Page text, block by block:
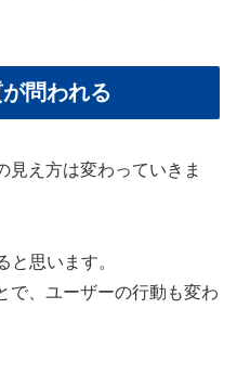
問われる
見え方は変わっていきま
と思います。
で、ユーザーの行動も変わ